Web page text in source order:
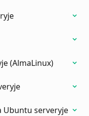
(AlmaLinux)
Ubuntu serveryje